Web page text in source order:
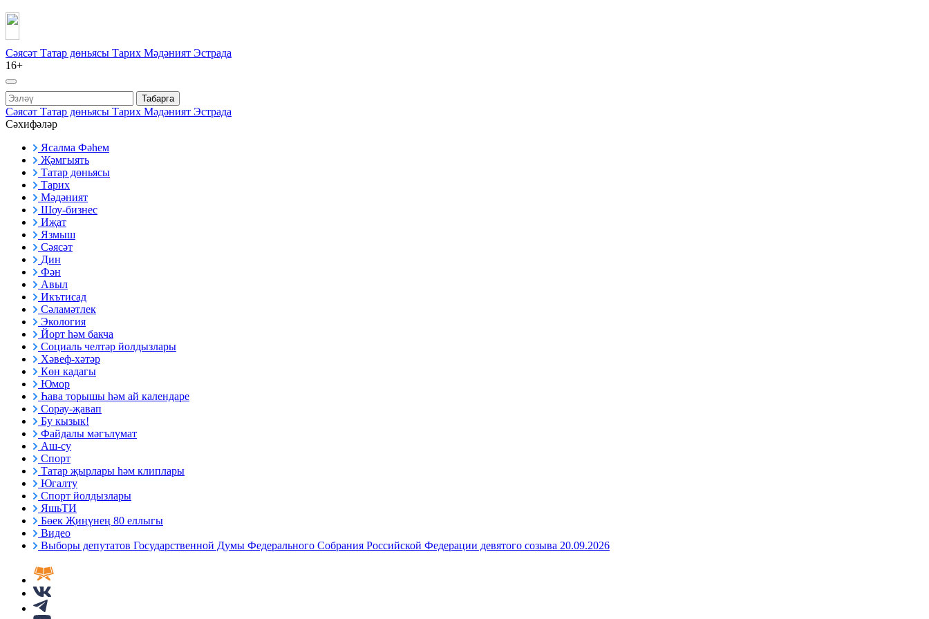
Сәясәт Татар дөньясы Тарих Мәдәният Эстрада
16+
Табарга
Сәясәт Татар дөньясы Тарих Мәдәният Эстрада
Сәхифәләр
Ясалма Фәһем
Җәмгыять
Татар дөньясы
Тарих
Мәдәният
Шоу-бизнес
Иҗат
Язмыш
Сәясәт
Дин
Фән
Авыл
Икътисад
Сәламәтлек
Экология
Йорт һәм бакча
Социаль челтәр йолдызлары
Хәвеф-хәтәр
Көн кадагы
Юмор
Һава торышы һәм ай календаре
Сорау-җавап
Бу кызык!
Файдалы мәгълүмат
Аш-су
Спорт
Татар җырлары һәм клиплары
Югалту
Спорт йолдызлары
ЯшьТИ
Бөек Җиңүнең 80 еллыгы
Видео
Выборы депутатов Государственной Думы Федерального Собрания Российской Федерации девятого созыва 20.09.2026